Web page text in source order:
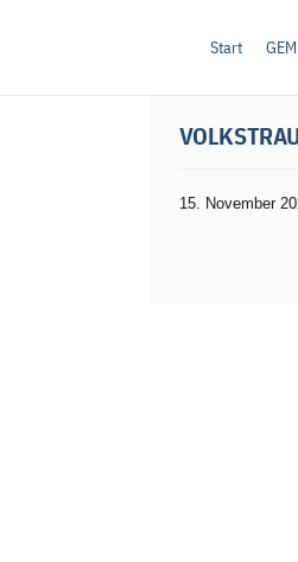
Start
15. November